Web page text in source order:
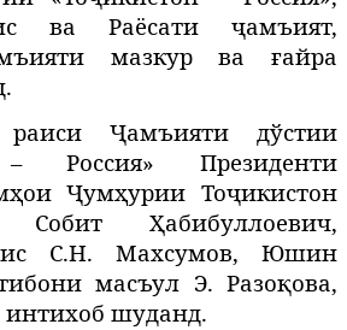
ва Раёсати ҷамъият,
мазкур ва ғайра
раиси Ҷамъияти дўстии
– Россия» Президенти
Ҷумҳурии Тоҷикистон
Собит Ҳабибуллоевич,
С.Н. Махсумов, Юшин
масъул Э. Разоқова,
интихоб шуданд.